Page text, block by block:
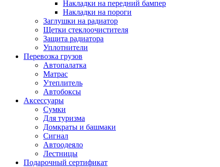
Накладки на передний бампер
Накладки на пороги
Заглушки на радиатор
Щетки стеклоочистителя
Защита радиатора
Уплотнители
Перевозка грузов
Автопалатка
Матрас
Утеплитель
Автобоксы
Аксессуары
Сумки
Для туризма
Домкраты и башмаки
Сигнал
Автоодеяло
Лестницы
Подарочный сертификат